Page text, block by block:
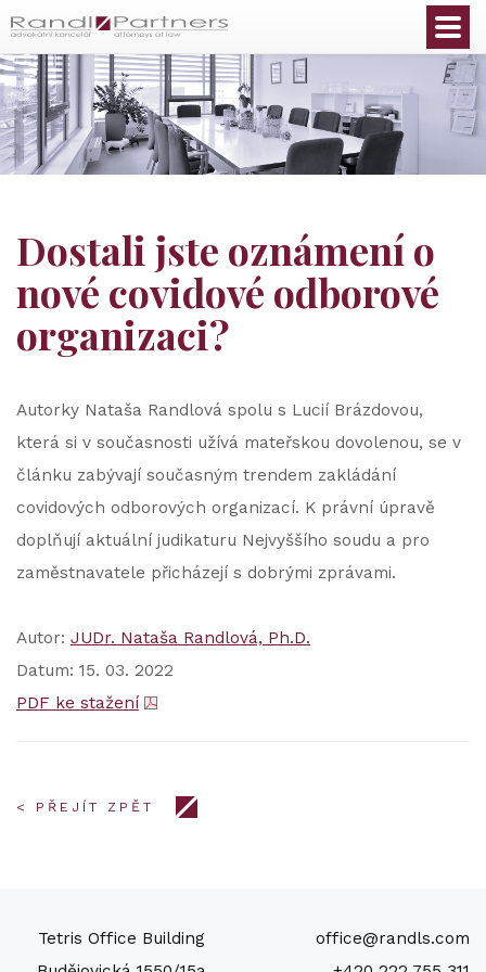
Dostali jste oznámení o
nové covidové odborové
organizaci?
Autorky Nataša Randlová spolu s Lucií Brázdovou,
která si v současnosti užívá mateřskou dovolenou, se v
článku zabývají současným trendem zakládání
covidových odborových organizací. K právní úpravě
doplňují aktuální judikaturu Nejvyššího soudu a pro
zaměstnavatele přicházejí s dobrými zprávami.
Autor: JUDr. Nataša Randlová, Ph.D.
Datum: 15. 03. 2022
PDF ke stažení
< PŘEJÍT ZPĚT
Tetris Office Building
office@randls.com
Čeština